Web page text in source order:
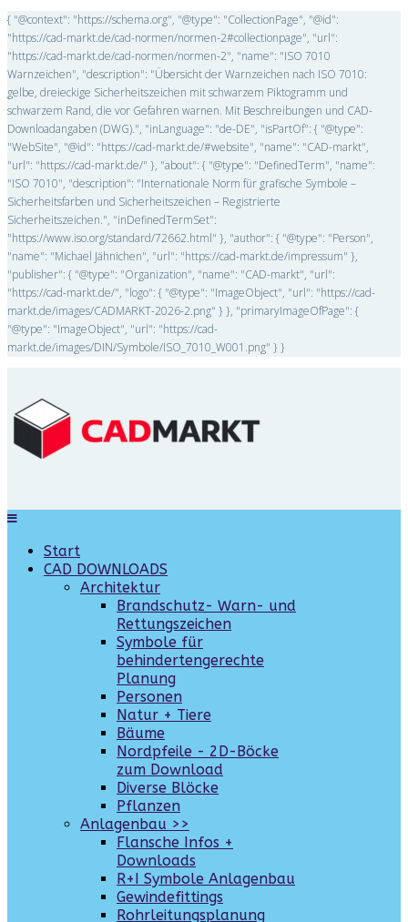
{ "@context": "https://schema.org", "@type": "CollectionPage", "@id":
"https://cad-markt.de/cad-normen/normen-2#collectionpage", "url":
"https://cad-markt.de/cad-normen/normen-2", "name": "ISO 7010
Warnzeichen", "description": "Übersicht der Warnzeichen nach ISO 7010:
gelbe, dreieckige Sicherheitszeichen mit schwarzem Piktogramm und
schwarzem Rand, die vor Gefahren warnen. Mit Beschreibungen und CAD-
Downloadangaben (DWG).", "inLanguage": "de-DE", "isPartOf": { "@type":
"WebSite", "@id": "https://cad-markt.de/#website", "name": "CAD-markt",
"url": "https://cad-markt.de/" }, "about": { "@type": "DefinedTerm", "name":
"ISO 7010", "description": "Internationale Norm für grafische Symbole –
Sicherheitsfarben und Sicherheitszeichen – Registrierte
Sicherheitszeichen.", "inDefinedTermSet":
"https://www.iso.org/standard/72662.html" }, "author": { "@type": "Person",
"name": "Michael Jähnichen", "url": "https://cad-markt.de/impressum" },
"publisher": { "@type": "Organization", "name": "CAD-markt", "url":
"https://cad-markt.de/", "logo": { "@type": "ImageObject", "url": "https://cad-
markt.de/images/CADMARKT-2026-2.png" } }, "primaryImageOfPage": {
"@type": "ImageObject", "url": "https://cad-
markt.de/images/DIN/Symbole/ISO_7010_W001.png" } }
Start
CAD DOWNLOADS
Architektur
Brandschutz- Warn- und
Rettungszeichen
Symbole für
behindertengerechte
Planung
Personen
Natur + Tiere
Bäume
Nordpfeile - 2D-Böcke
zum Download
Diverse Blöcke
Pflanzen
Anlagenbau >>
Flansche Infos +
Downloads
R+I Symbole Anlagenbau
Gewindefittings
Rohrleitungsplanung